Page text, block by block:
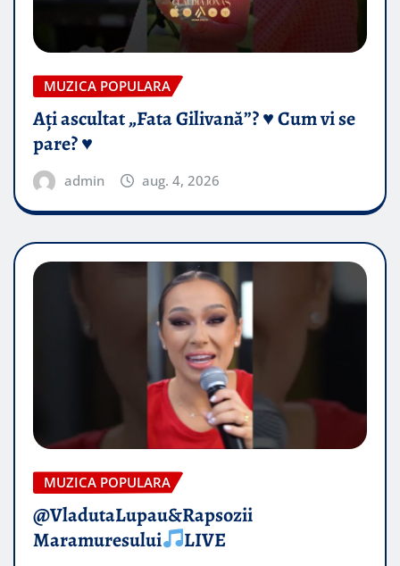
MUZICA POPULARA
Ați ascultat „Fata Gilivană”? ♥️ Cum vi se
pare? ♥️
admin aug. 4, 2026
MUZICA POPULARA
@VladutaLupau&Rapsozii
Maramuresului
LIVE